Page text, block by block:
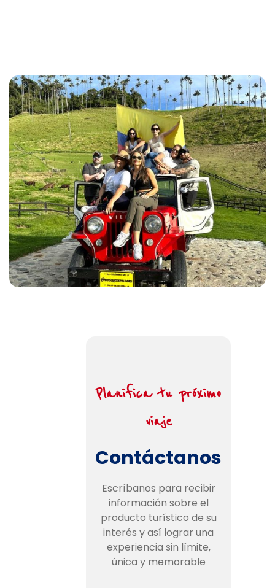
Planifica tu próximo
viaje
Contáctanos
Escríbanos para recibir
información sobre el
producto turístico de su
interés y así lograr una
experiencia sin límite,
única y memorable